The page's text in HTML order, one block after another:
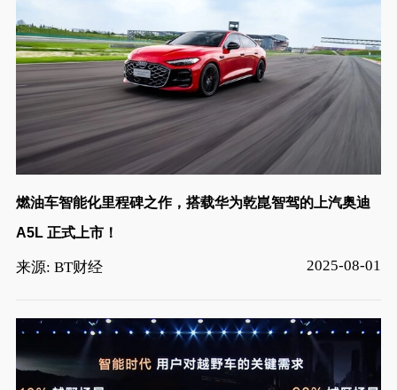
燃油车智能化里程碑之作，搭载华为乾崑智驾的上汽奥迪
A5L 正式上市！
来源: BT财经 2025-08-01